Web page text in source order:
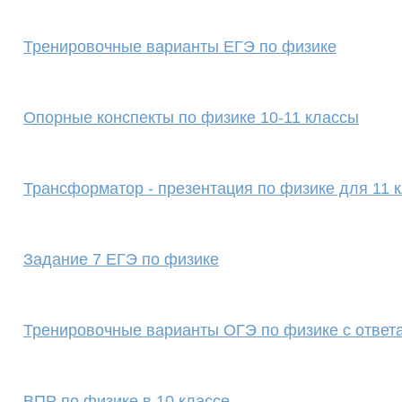
Тренировочные варианты ЕГЭ по физике
Опорные конспекты по физике 10-11 классы
Трансформатор - презентация по физике для 11
Задание 7 ЕГЭ по физике
Тренировочные варианты ОГЭ по физике с